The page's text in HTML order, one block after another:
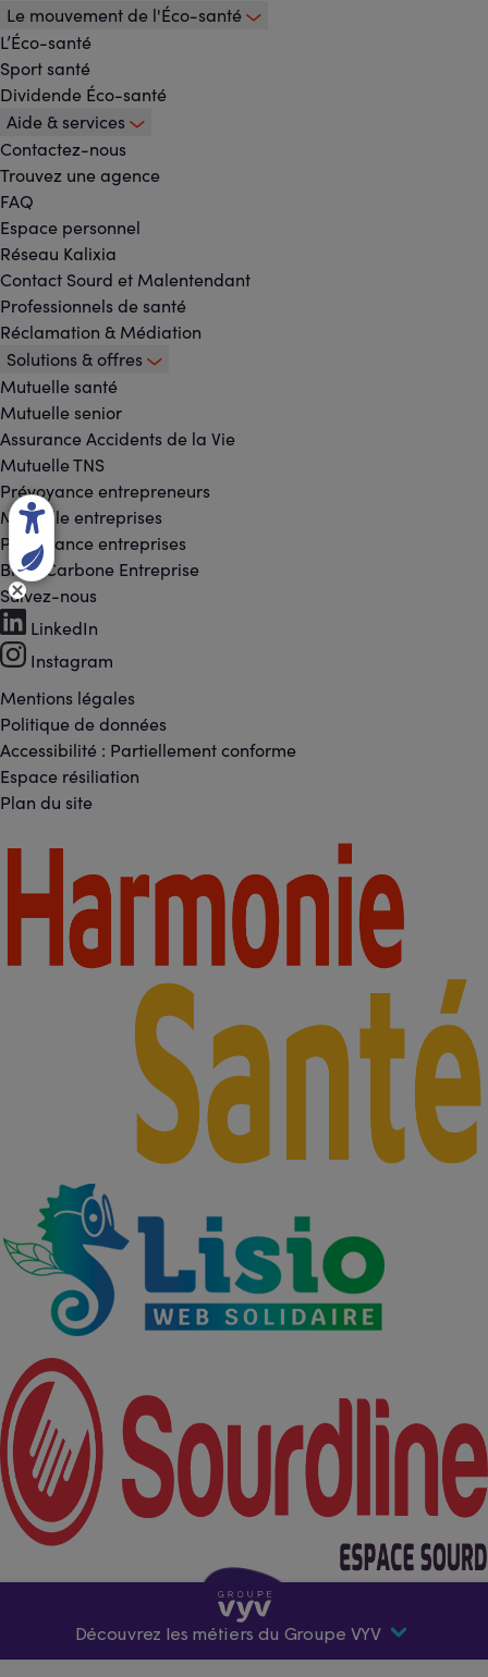
Le mouvement de l'Éco-santé
L’Éco-santé
Sport santé
Dividende Éco-santé
Aide & services
Contactez-nous
Trouvez une agence
FAQ
Espace personnel
Réseau Kalixia
Contact Sourd et Malentendant
Professionnels de santé
Réclamation & Médiation
Solutions & offres
Mutuelle santé
Mutuelle senior
Assurance Accidents de la Vie
Mutuelle TNS
Prévoyance entrepreneurs
Mutuelle entreprises
Prévoyance entreprises
Bilan Carbone Entreprise
Footer
-
Réseaux
sociaux
Suivez-nous
LinkedIn
Instagram
Footer
-
Liens
légaux
Mentions légales
Politique de données
Accessibilité : Partiellement conforme
Espace résiliation
Plan du site
Footer
Partenaires
Découvrez les métiers du Groupe VYV